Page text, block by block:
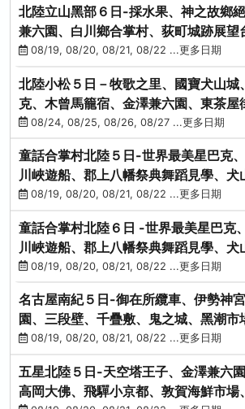
北陸立山黑部６日-採水果、神之故鄉
兼六園、白川鄉合掌村、荻町城跡展望
花之里絢爛花海
08/19, 08/20, 08/21, 08/22 ...更多日期
北陸小松５日－牧歌之里、國寶犬山城
克、木曾馬籠宿、金澤兼六園、東茶屋
白川鄉合掌村
08/24, 08/25, 08/26, 08/27 ...更多日期
童話合掌村北陸５日-世界最美星巴克
川峽遊船、郡上八幡祭典舞蹈見學、犬
松葉蟹、金箔冰淇淋
08/19, 08/20, 08/21, 08/22 ...更多日期
童話合掌村北陸６日 -世界最美星巴克
川峽遊船、郡上八幡祭典舞蹈見學、犬
松葉蟹、金箔冰淇淋
08/19, 08/20, 08/21, 08/22 ...更多日期
名古屋南紀５日-御在所纜車、伊勢神
園、三段壁、千疊敷、鬼之城、黑潮市
勢龍蝦溫泉
08/19, 08/20, 08/21, 08/22 ...更多日期
五星北陸５日-天空塔王子、金澤兼六
高岡大佛、飛驒小京都、敦賀海鮮市場